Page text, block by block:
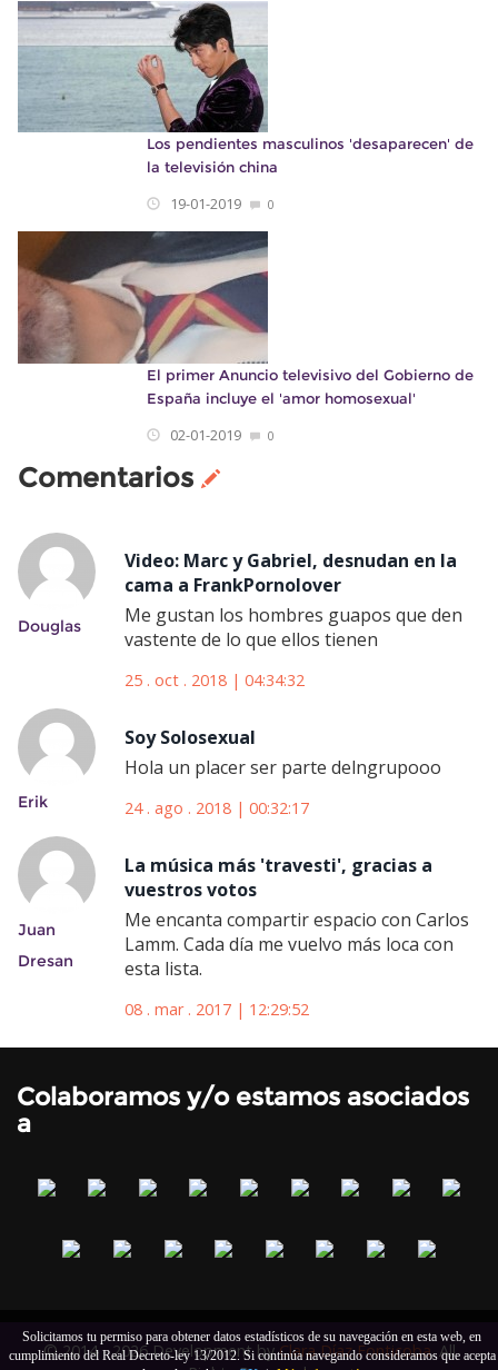
Los pendientes masculinos 'desaparecen' de
la televisión china
19-01-2019 0
El primer Anuncio televisivo del Gobierno de
España incluye el 'amor homosexual'
02-01-2019 0
Comentarios
Douglas
Video: Marc y Gabriel, desnudan en la
cama a FrankPornolover
Me gustan los hombres guapos que den
vastente de lo que ellos tienen
25 . oct . 2018 | 04:34:32
Erik
Soy Solosexual
Hola un placer ser parte delngrupooo
24 . ago . 2018 | 00:32:17
Juan
Dresan
La música más 'travesti', gracias a
vuestros votos
Me encanta compartir espacio con Carlos
Lamm. Cada día me vuelvo más loca con
esta lista.
08 . mar . 2017 | 12:29:52
Colaboramos y/o estamos asociados
a
© 2014 - 2026 Development byClara Díaz Fonticoba. All
Solicitamos tu permiso para obtener datos estadísticos de su navegación en esta web, en
cumplimiento del Real Decreto-ley 13/2012. Si continúa navegando consideramos que acepta